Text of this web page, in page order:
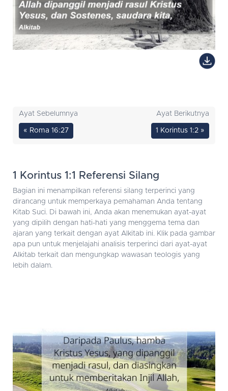
Ayat Sebelumnya
« Roma 16:27
Ayat Berikutnya
1 Korintus 1:2 »
1 Korintus 1:1 Referensi Silang
Bagian ini menampilkan referensi silang terperinci yang
dirancang untuk memperkaya pemahaman Anda tentang
Kitab Suci. Di bawah ini, Anda akan menemukan ayat-ayat
yang dipilih dengan hati-hati yang menggema tema dan
ajaran yang terkait dengan ayat Alkitab ini. Klik pada gambar
apa pun untuk menjelajahi analisis terperinci dari ayat-ayat
Alkitab terkait dan mengungkap wawasan teologis yang
lebih dalam.